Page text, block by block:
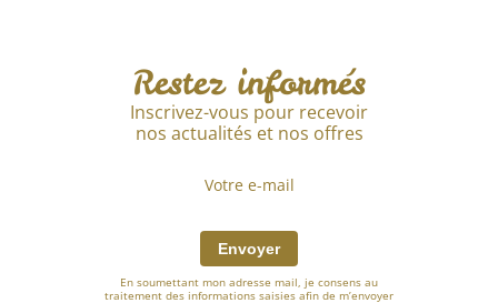
Restez informés
Inscrivez-vous pour recevoir
nos actualités et nos offres
Envoyer
En soumettant mon adresse mail, je consens au
traitement des informations saisies afin de m’envoyer